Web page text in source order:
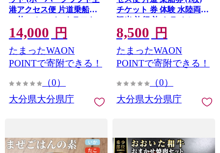
港アクセス便 片道乗船券
×1枚・ホーバークラフト
パズル×1個) チケット 券
体験 水陸両用 観光 旅行 旅
トラベル 組立パズル 組立
キット 玩具 工作
ーバードライブ】
14,000 円
たまったWAON
POINTで寄附できる！
（0）
大分県大分県庁
チケット 券 体験 水陸両用
観光 旅行 旅 トラベル
【opce001】【大分第一ホ
ーバードライブ】
8,500 円
たまったWAON
POINTで寄附できる！
（0）
大分県大分県庁